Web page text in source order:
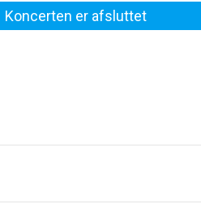
Koncerten er afsluttet